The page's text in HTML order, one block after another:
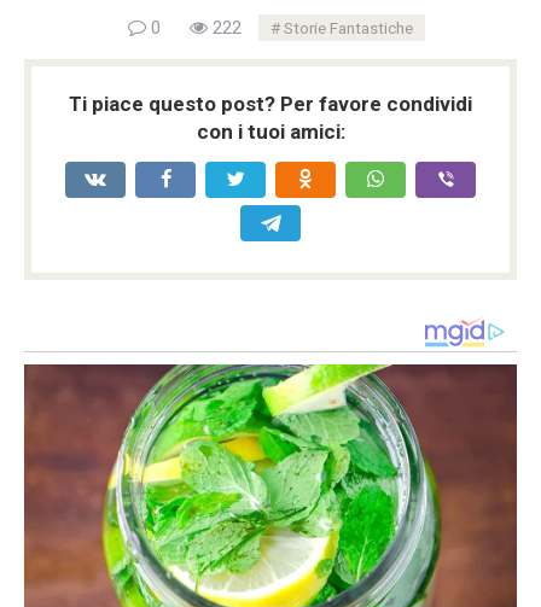
0 222 Storie Fantastiche
Ti piace questo post? Per favore condividi
con i tuoi amici: